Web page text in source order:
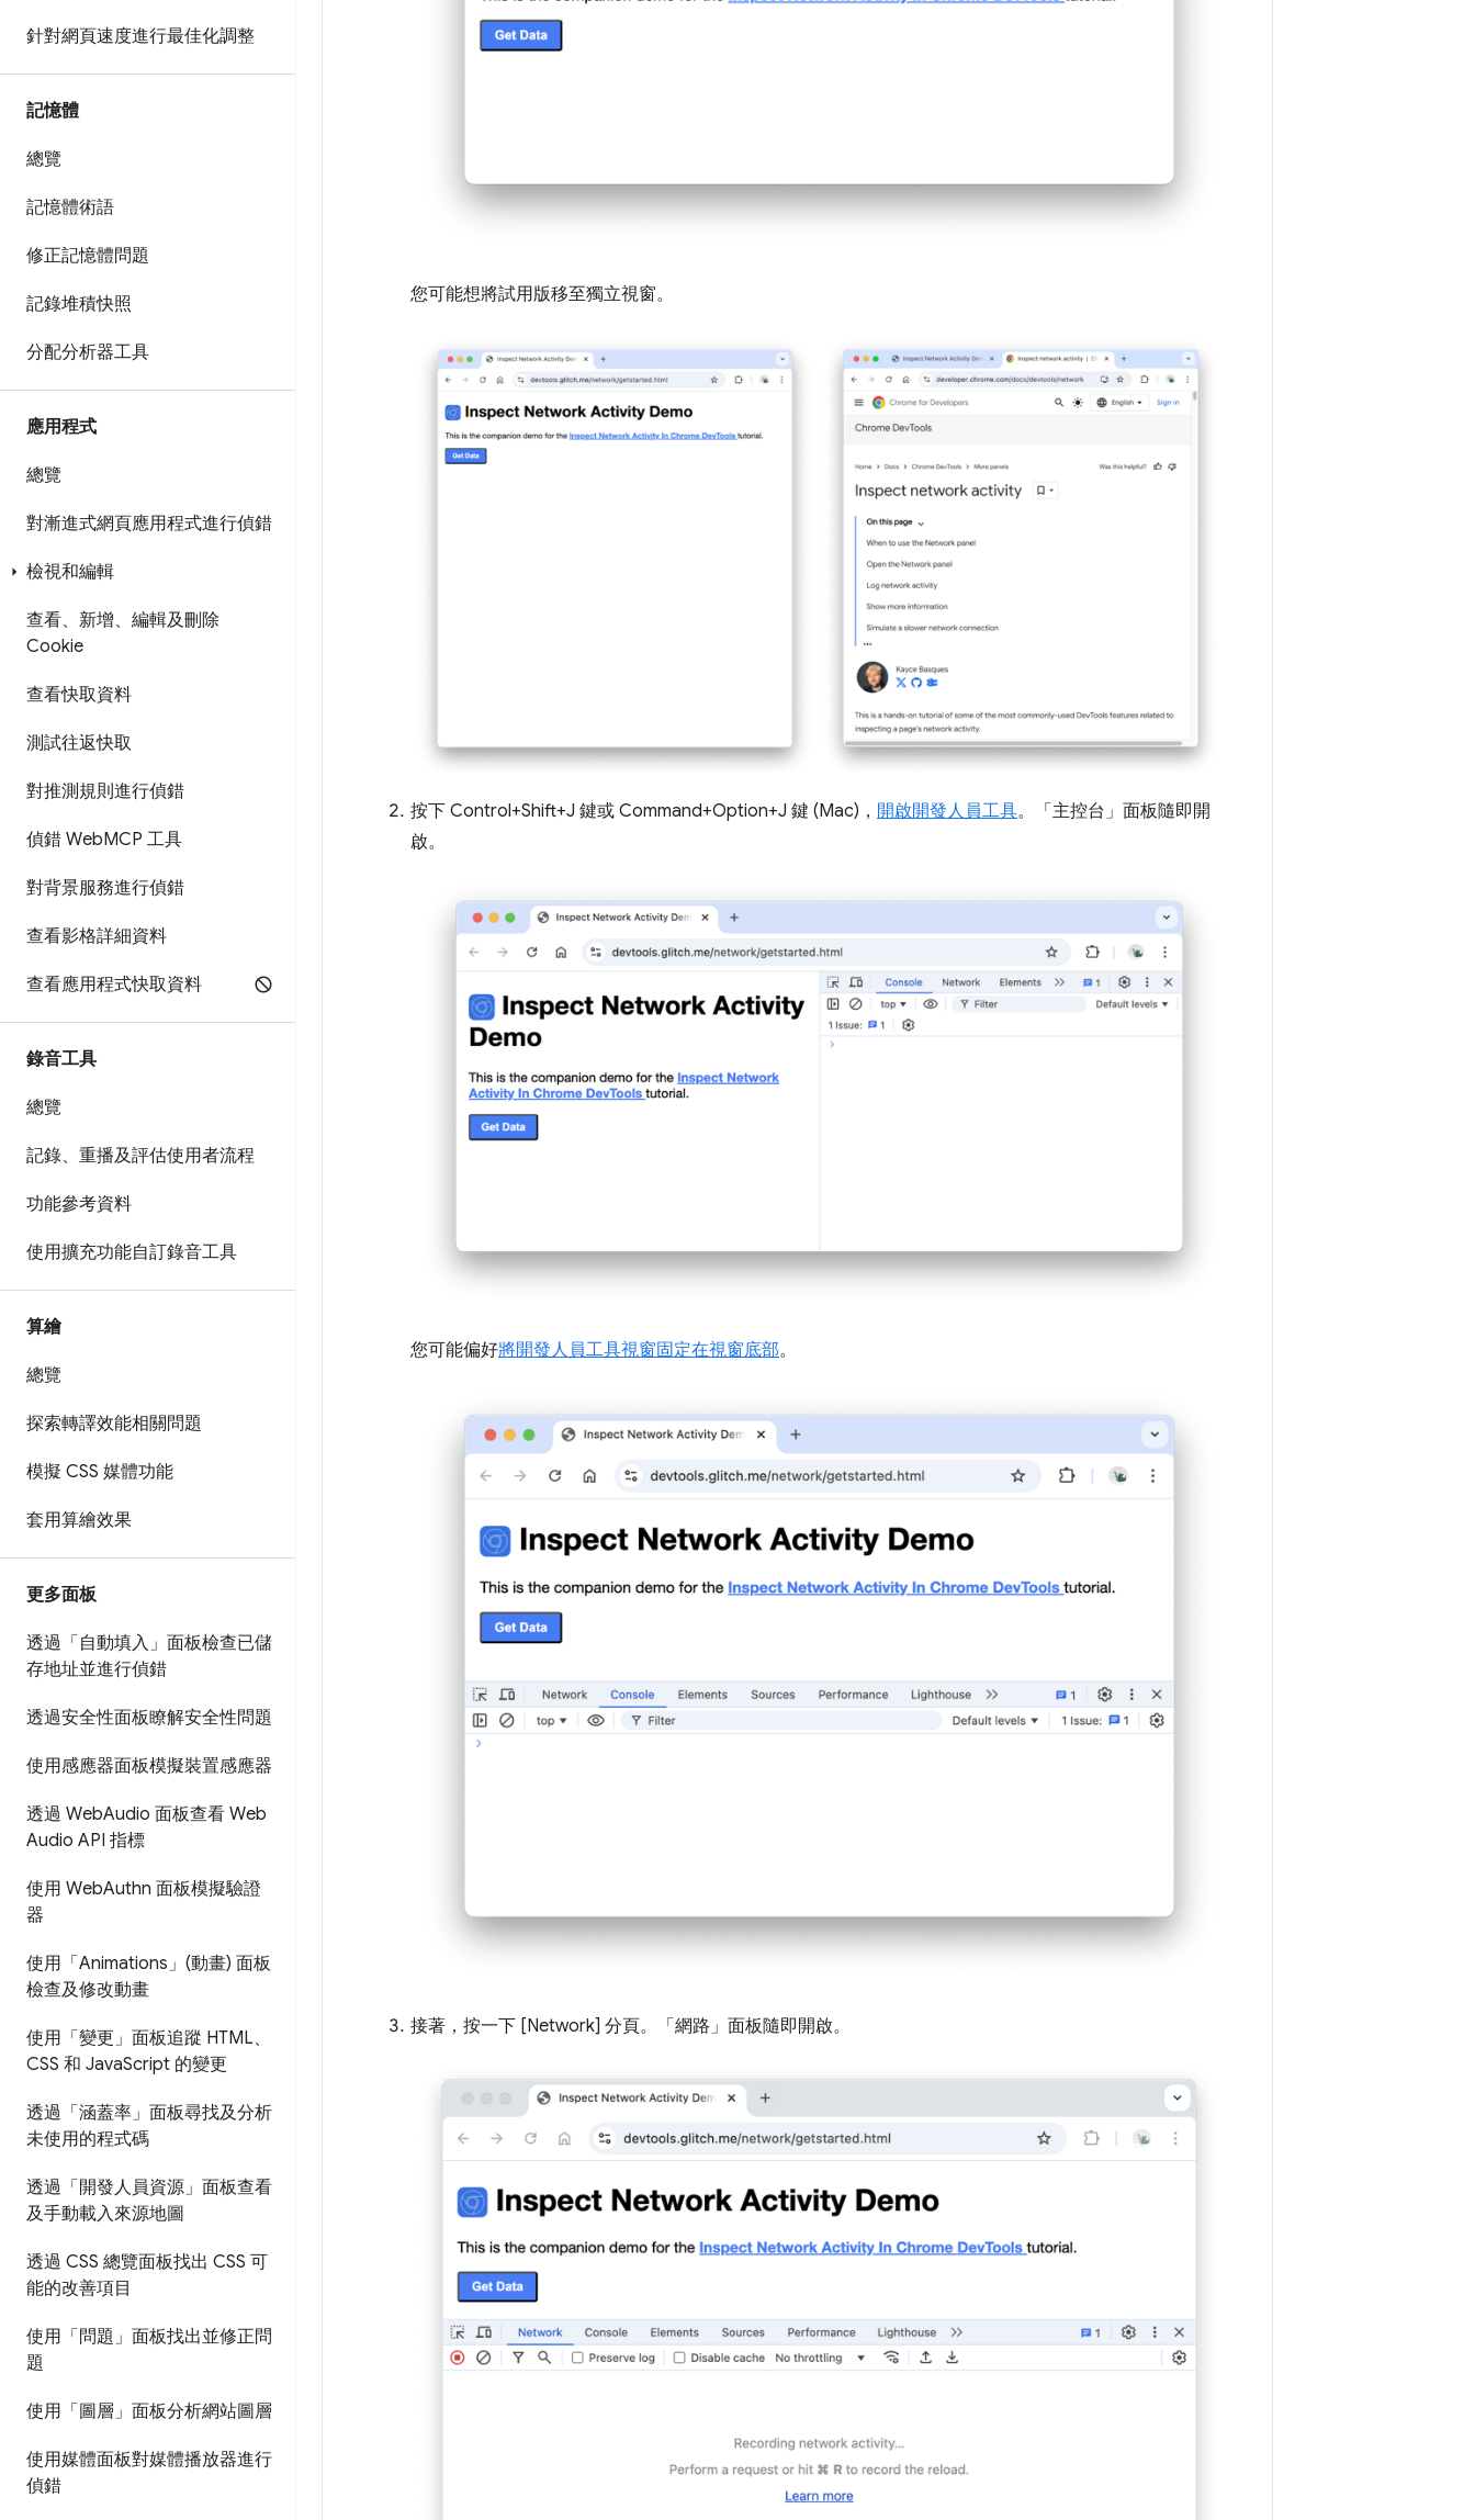
針對網頁速度進行最佳化調整
記憶體
總覽
記憶體術語
修正記憶體問題
記錄堆積快照
分配分析器工具
應用程式
總覽
對漸進式網頁應用程式進行偵錯
檢視和編輯
查看、新增、編輯及刪除
Cookie
查看快取資料
測試往返快取
對推測規則進行偵錯
偵錯 WebMCP 工具
對背景服務進行偵錯
查看影格詳細資料
查看應用程式快取資料
錄音工具
總覽
記錄、重播及評估使用者流程
功能參考資料
使用擴充功能自訂錄音工具
算繪
總覽
探索轉譯效能相關問題
模擬 CSS 媒體功能
套用算繪效果
更多面板
透過「自動填入」面板檢查已儲
存地址並進行偵錯
透過安全性面板瞭解安全性問題
使用感應器面板模擬裝置感應器
透過 WebAudio 面板查看 Web
Audio API 指標
使用 WebAuthn 面板模擬驗證
器
使用「Animations」(動畫) 面板
檢查及修改動畫
使用「變更」面板追蹤 HTML、
CSS 和 JavaScript 的變更
透過「涵蓋率」面板尋找及分析
未使用的程式碼
透過「開發人員資源」面板查看
及手動載入來源地圖
透過 CSS 總覽面板找出 CSS 可
能的改善項目
使用「問題」面板找出並修正問
題
使用「圖層」面板分析網站圖層
使用媒體面板對媒體播放器進行
偵錯
您可能想將試用版移至獨立視窗。
按下 Control+Shift+J 鍵或 Command+Option+J 鍵 (Mac)， 開啟開發人員工具。「主控台」 面板隨即開
啟。
您可能偏好將開發人員工具視窗固定在視窗底部。
接著，按一下 [Network] 分頁。 「網路」 面板隨即開啟。